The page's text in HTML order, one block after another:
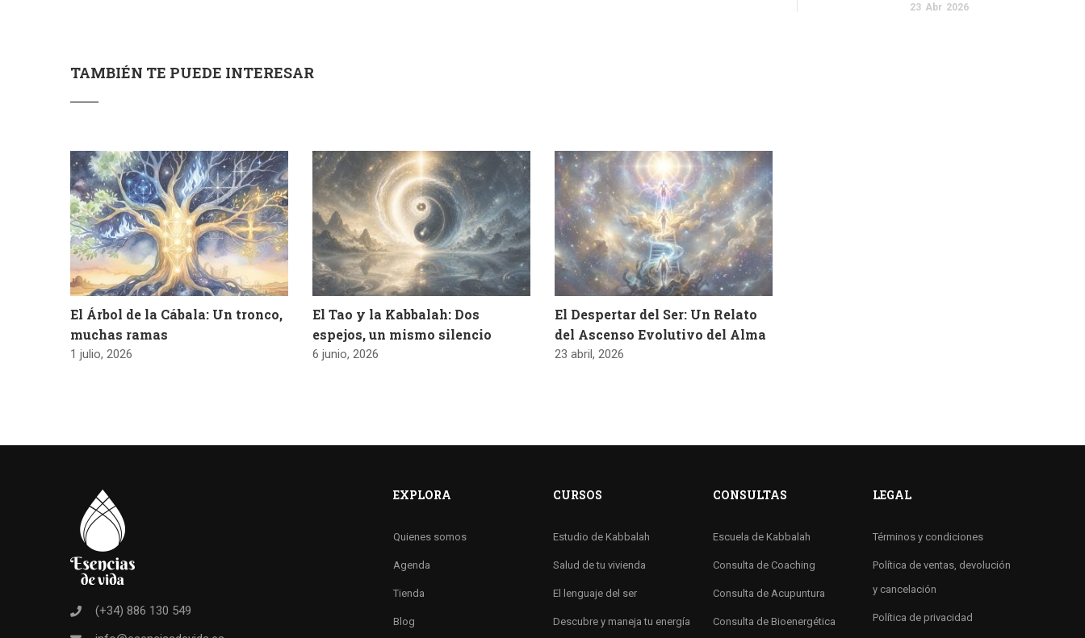
TAMBIÉN TE PUEDE INTERESAR
El Árbol de la Cábala: Un tronco,
muchas ramas
1 julio, 2026
El Tao y la Kabbalah: Dos
espejos, un mismo silencio
6 junio, 2026
El Despertar del Ser: Un Relato
del Ascenso Evolutivo del Alma
23 abril, 2026
23 Abr 2026
(+34) 886 130 549
EXPLORA
Quienes somos
Agenda
Tienda
Blog
CURSOS
Estudio de Kabbalah
Salud de tu vivienda
El lenguaje del ser
Descubre y maneja tu energía
CONSULTAS
Escuela de Kabbalah
Consulta de Coaching
Consulta de Acupuntura
Consulta de Bioenergética
LEGAL
Términos y condiciones
Política de ventas, devolución
y cancelación
Política de privacidad